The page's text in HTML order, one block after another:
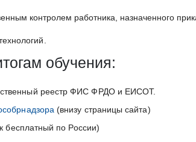
контролем работника, назначенного
обучения:
реестр ФИС ФРДО и ЕИСОТ.
(внизу страницы сайта)
бесплатный по России)